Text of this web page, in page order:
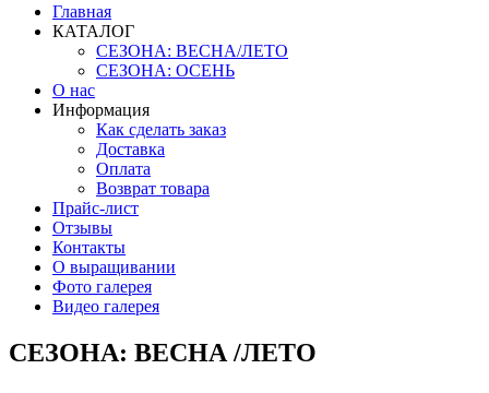
Главная
КАТАЛОГ
СЕЗОНА: ВЕСНА/ЛЕТО
СЕЗОНА: ОСЕНЬ
О нас
Информация
Как сделать заказ
Доставка
Оплата
Возврат товара
Прайс-лист
Отзывы
Контакты
О выращивании
Фото галерея
Видео галерея
СЕЗОНА: ВЕСНА /ЛЕТО